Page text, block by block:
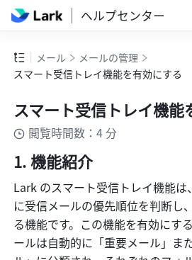
ヘルプセンター
メール
メールの管理
スマート受信トレイ機能を有効にする
スマート受信トレイ機能
閲覧時間数：4 分
機能紹介
Lark のスマート受信トレイ機能
に受信メールの優先順位を判断し
る機能です。この機能を有効にす
ールは自動的に「重要メール」ま